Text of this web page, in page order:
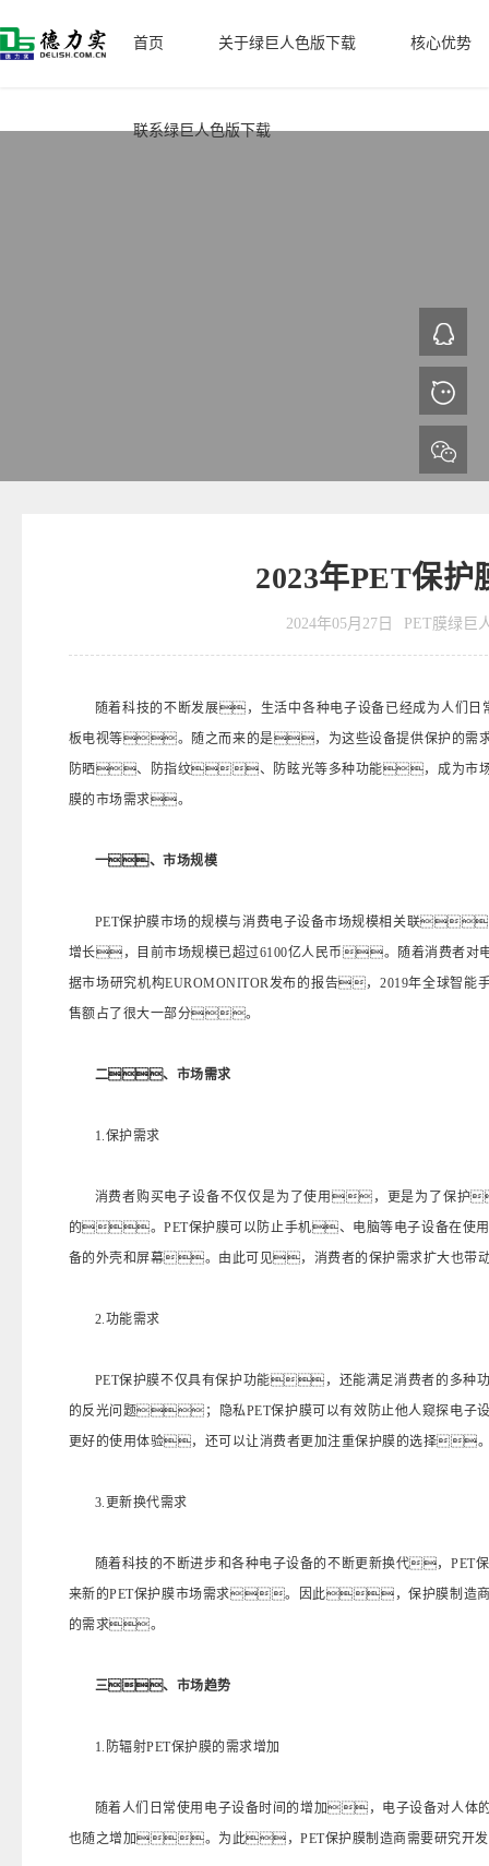
污污视频成人
首页 关于绿巨人色版下载 核心优势
联系绿巨人色版下载
2023年PET保护
2024年05月27日 PET膜绿巨
随着科技的不断发展，生活中各种电子设备已经成为人
板电视等。随之而来的是，为这些设备提供保护的
防晒、防指纹、防眩光等多种功能，成为市
膜的市场需求。
一、市场规模
PET保护膜市场的规模与消费电子设备市场规模相关联
增长，目前市场规模已超过6100亿人民币。随着消费者
据市场研究机构EUROMONITOR发布的报告，2019年全球智
售额占了很大一部分。
二、市场需求
1.保护需求
消费者购买电子设备不仅仅是为了使用，更是为了保护
的。PET保护膜可以防止手机、电脑等电子设备在
备的外壳和屏幕。由此可见，消费者的保护需求扩大也带
2.功能需求
PET保护膜不仅具有保护功能，还能满足消费者的多
的反光问题；隐私PET保护膜可以有效防止他人窥探电子
更好的使用体验，还可以让消费者更加注重保护膜的选择
3.更新换代需求
随着科技的不断进步和各种电子设备的不断更新换代，
来新的PET保护膜市场需求。因此，保护膜制造商
的需求。
三、市场趋势
1.防辐射PET保护膜的需求增加
随着人们日常使用电子设备时间的增加，电子设备对人
也随之增加。为此，PET保护膜制造商需要研究开发